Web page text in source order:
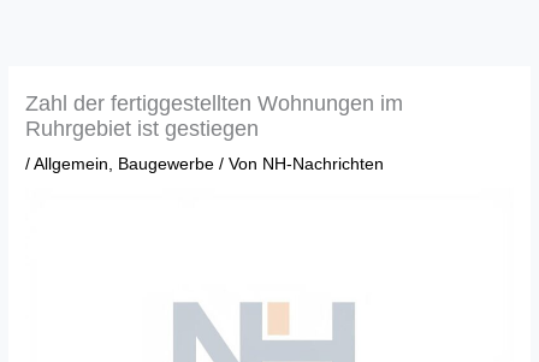
Zahl der fertiggestellten Wohnungen im
Ruhrgebiet ist gestiegen
/Allgemein, Baugewerbe / Von NH-Nachrichten